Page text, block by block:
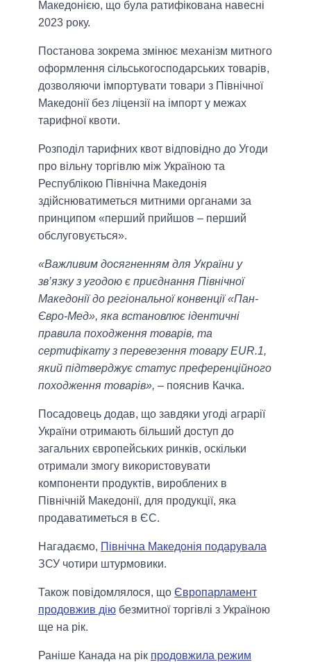
Македонією, що була ратифікована навесні
2023 року.
Постанова зокрема змінює механізм митного
оформлення сільськогосподарських товарів,
дозволяючи імпортувати товари з Північної
Македонії без ліцензії на імпорт у межах
тарифної квоти.
Розподіл тарифних квот відповідно до Угоди
про вільну торгівлю між Україною та
Республікою Північна Македонія
здійснюватиметься митними органами за
принципом «перший прийшов – перший
обслуговується».
«Важливим досягненням для України у
зв’язку з угодою є приєднання Північної
Македонії до регіональної конвенції «Пан-
Євро-Мед», яка встановлює ідентичні
правила походження товарів, та
сертифікату з перевезення товару EUR.1,
який підтверджує статус преференційного
походження товарів», – пояснив Качка.
Посадовець додав, що завдяки угоді аграрії
України отримають більший доступ до
загальних європейських ринків, оскільки
отримали змогу використовувати
компоненти продуктів, вироблених в
Північній Македонії, для продукції, яка
продаватиметься в ЄС.
Нагадаємо, Північна Македонія подарувала
ЗСУ чотири штурмовики.
Також повідомлялося, що Європарламент
продовжив дію безмитної торгівлі з Україною
ще на рік.
Раніше Канада на рік продовжила режим